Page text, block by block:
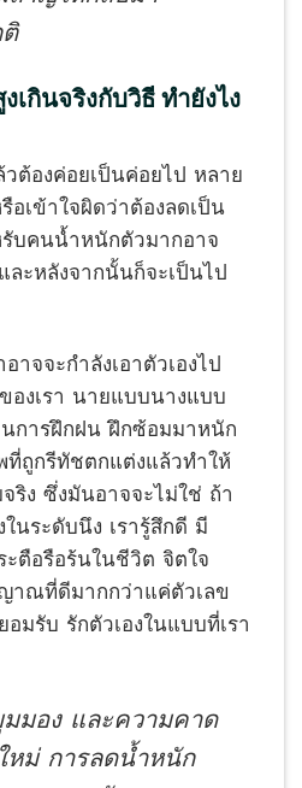
เกินจริงกับวิธี ทำยังไง
ต้องค่อยเป็นค่อยไป หลาย
เข้าใจผิดว่าต้องลดเป็น
บคนน้ำหนักตัวมากอาจ
ละหลังจากนั้นก็จะเป็นไป
าจจะกำลังเอาตัวเองไป
องเรา นายแบบนางแบบ
นการฝึกฝน ฝึกซ้อมมาหนัก
ที่ถูกรีทัชตกแต่งแล้วทำให้
ริง ซึ่งมันอาจจะไม่ใช่ ถ้า
นระดับนึง เรารู้สึกดี มี
ตือรือร้นในชีวิต จิตใจ
าณที่ดีมากกว่าแค่ตัวเลข
มรับ รักตัวเองในแบบที่เรา
มอง และความคาด
หม่ การลดน้ำหนัก